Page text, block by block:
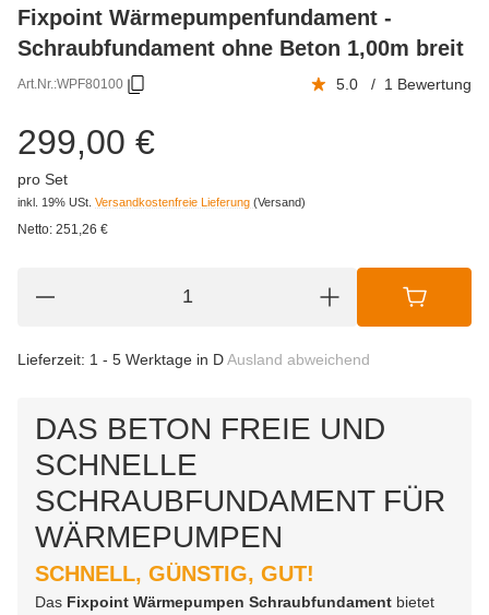
Fixpoint Wärmepumpenfundament -
Schraubfundament ohne Beton 1,00m breit
Art.Nr.:WPF80100 5.0 / 1 Bewertung
299,00 €
pro Set
inkl. 19% USt. Versandkostenfreie Lieferung (Versand)
Netto: 251,26 €
Lieferzeit: 1 - 5 Werktage in DAusland abweichend
DAS BETON FREIE UND
SCHNELLE
SCHRAUBFUNDAMENT FÜR
WÄRMEPUMPEN
SCHNELL, GÜNSTIG, GUT!
Das Fixpoint Wärmepumpen Schraubfundament bietet